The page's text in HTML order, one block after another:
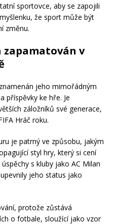
sportovce, aby se zapojili
že sport může být
změnu.
zapamatován v
jeho mimořádným
příspěvky ke hře. Je
záložníků své generace,
Hráč roku.
je patrný ve způsobu, jakým
styl hry, který si cení
s kluby jako AC Milan
jeho status jako
protože zůstává
o fotbale, sloužící jako vzor